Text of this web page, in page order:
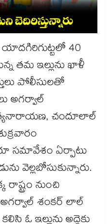
యాదగిరిగుట్టలో 40
తమ ఇల్లును ఖాళీ
పోలీసులతో
అగర్వాల్
చందూలాల్
సమావేశం ఏర్పాటు
వెల్లబోసుకున్నారు.
రాష్ట్రం నుంచి
అగర్వాల్ శంకర్ లాల్